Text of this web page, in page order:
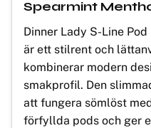
Spearmint
Dinner Lady S-Line
är ett stilrent och
kombinerar modern
smakprofil. Den
att fungera sömlöst
förfyllda pods och ger